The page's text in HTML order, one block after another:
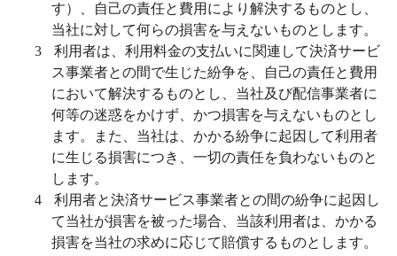
す）、自己の責任と費用により解決するものとし、
当社に対して何らの損害を与えないものとします。
3
利用者は、利用料金の支払いに関連して決済サービ
ス事業者との間で生じた紛争を、自己の責任と費用
において解決するものとし、当社及び配信事業者に
何等の迷惑をかけず、かつ損害を与えないものとし
ます。また、当社は、かかる紛争に起因して利用者
に生じる損害につき、一切の責任を負わないものと
します。
4
利用者と決済サービス事業者との間の紛争に起因し
て当社が損害を被った場合、当該利用者は、かかる
損害を当社の求めに応じて賠償するものとします。